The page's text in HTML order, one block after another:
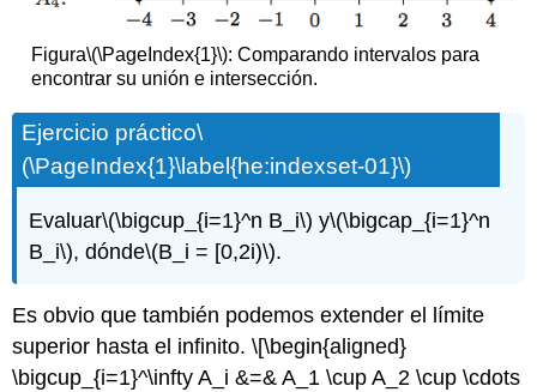
Figura\(\PageIndex{1}\): Comparando intervalos para
encontrar su unión e intersección.
Ejercicio práctico\
(\PageIndex{1}\label{he:indexset-01}\)
Evaluar\(\bigcup_{i=1}^n B_i\) y\(\bigcap_{i=1}^n
B_i\), dónde\(B_i = [0,2i)\).
Es obvio que también podemos extender el límite
superior hasta el infinito.\[\begin{aligned}
\bigcup_{i=1}^\infty A_i &=& A_1 \cup A_2 \cup \cdots